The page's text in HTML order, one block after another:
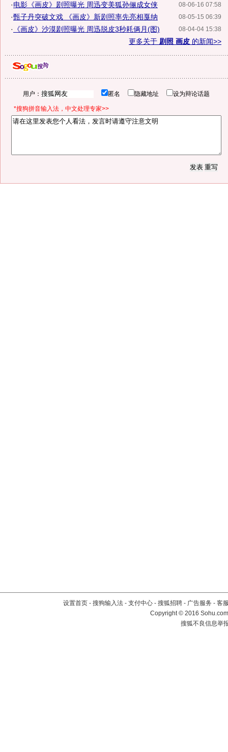
08-06-16 07:58
·电影《画皮》剧照曝光 周迅变美狐孙俪成女侠
08-05-15 06:39
·甄子丹突破文戏 《画皮》新剧照率先亮相戛纳
08-04-04 15:38
·
《画皮》沙漠剧照曝光 周迅脱皮3秒耗俩月(图)
更多关于 剧照 画皮 的新闻>>
用户： 匿名 隐藏地址 设为辩论话题
*搜狗拼音输入法，中文处理专家>>
设置首页 - 搜狗输入法 - 支付中心 - 搜狐招聘 - 广告服务 - 客
Copyright©2016
搜狐不良信息举